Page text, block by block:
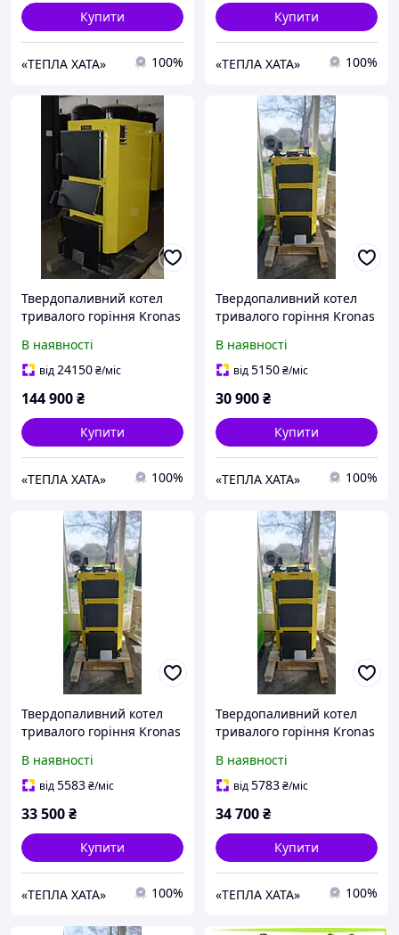
Купити
«ТЕПЛА ХАТА» 100%
Купити
«ТЕПЛА ХАТА» 100%
Твердопаливний котел
тривалого горіння Kronas
з автоматикою
В наявності
від24150₴/міс
144 900₴
Купити
«ТЕПЛА ХАТА» 100%
Твердопаливний котел
тривалого горіння Kronas
В наявності
від5150₴/міс
30 900₴
Купити
«ТЕПЛА ХАТА» 100%
Твердопаливний котел
тривалого горіння Kronas
В наявності
від5583₴/міс
33 500₴
Купити
«ТЕПЛА ХАТА» 100%
Твердопаливний котел
тривалого горіння Kronas
В наявності
від5783₴/міс
34 700₴
Купити
«ТЕПЛА ХАТА» 100%